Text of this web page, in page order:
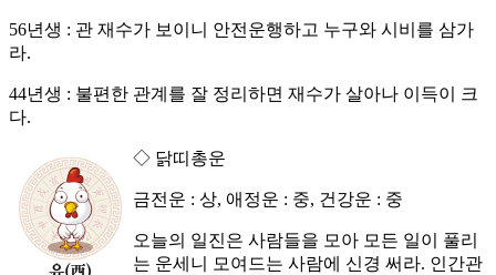
56년생 : 관 재수가 보이니 안전운행하고 누구와 시비를 삼가
라.
44년생 : 불편한 관계를 잘 정리하면 재수가 살아나 이득이 크
다.
◇ 닭띠총운
금전운 : 상, 애정운 : 중, 건강운 : 중
오늘의 일진은 사람들을 모아 모든 일이 풀리
는 운세니 모여드는 사람에 신경 써라. 인간관